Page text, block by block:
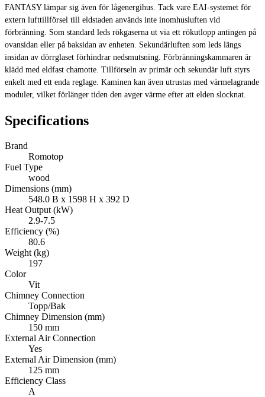
FANTASY lämpar sig även för lågenergihus. Tack vare EAI-systemet för
extern lufttillförsel till eldstaden används inte inomhusluften vid
förbränning. Som standard leds rökgaserna ut via ett rökutlopp antingen på
ovansidan eller på baksidan av enheten. Sekundärluften som leds längs
insidan av dörrglaset förhindrar nedsmutsning. Förbränningskammaren är
klädd med eldfast chamotte. Tillförseln av primär och sekundär luft styrs
enkelt med ett enda reglage. Kaminen kan även utrustas med värmelagrande
moduler, vilket förlänger tiden den avger värme efter att elden slocknat.
Specifications
Brand
Romotop
Fuel Type
wood
Dimensions (mm)
548.0 B x 1598 H x 392 D
Heat Output (kW)
2.9-7.5
Efficiency (%)
80.6
Weight (kg)
197
Color
Vit
Chimney Connection
Topp/Bak
Chimney Dimension (mm)
150 mm
External Air Connection
Yes
External Air Dimension (mm)
125 mm
Efficiency Class
A